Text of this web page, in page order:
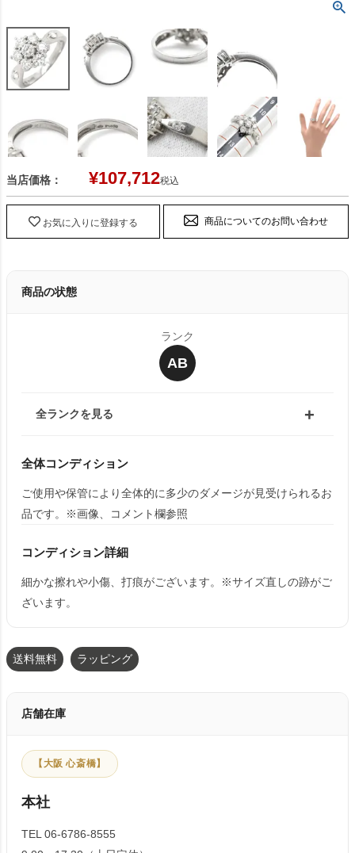
当店価格： ¥107,712税込
お気に入りに登録する 商品についてのお問い合わせ
商品の状態
ランク
AB
全ランクを見る
全体コンディション
ご使用や保管により全体的に多少のダメージが見受けられるお
品です。※画像、コメント欄参照
コンディション詳細
細かな擦れや小傷、打痕がございます。※サイズ直しの跡がご
ざいます。
送料無料 ラッピング
店舗在庫
【大阪 心斎橋】
本社
TEL 06-6786-8555